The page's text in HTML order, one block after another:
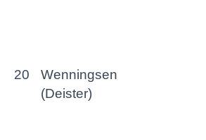
20
Wenningsen
(Deister)